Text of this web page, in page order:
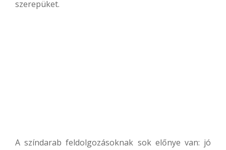
szerepüket.
A színdarab feldolgozásoknak sok előnye van: jó